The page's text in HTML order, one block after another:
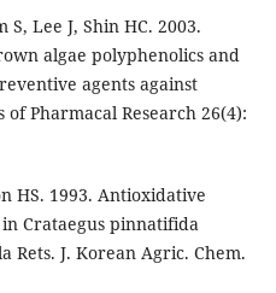
Lee J, Shin HC. 2003.
algae polyphenolics and
agents against
Pharmacal Research 26(4):
HS. 1993. Antioxidative
Crataegus pinnatifida
Rets. J. Korean Agric. Chem.